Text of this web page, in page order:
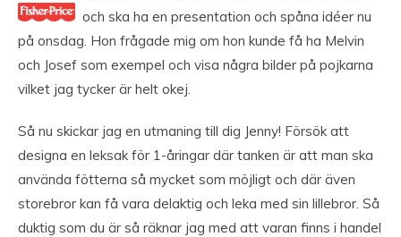
och ska ha en presentation och spåna idéer nu
på onsdag. Hon frågade mig om hon kunde få ha Melvin
och Josef som exempel och visa några bilder på pojkarna
vilket jag tycker är helt okej.
Så nu skickar jag en utmaning till dig Jenny! Försök att
designa en leksak för 1-åringar där tanken är att man ska
använda fötterna så mycket som möjligt och där även
storebror kan få vara delaktig och leka med sin lillebror. Så
duktig som du är så räknar jag med att varan finns i handel